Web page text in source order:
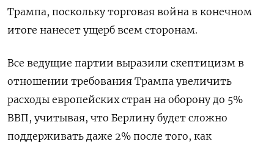
Трампа, поскольку торговая война в конечном
итоге нанесет ущерб всем сторонам.
Все ведущие партии выразили скептицизм в
отношении требования Трампа увеличить
расходы европейских стран на оборону до 5%
ВВП, учитывая, что Берлину будет сложно
поддерживать даже 2% после того, как